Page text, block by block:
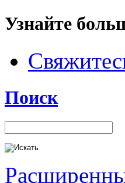
Узнайте
Поиск